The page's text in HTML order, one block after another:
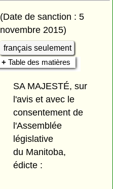
(Date de sanction : 5
novembre 2015)
français seulement
Table des matières
SA MAJESTÉ, sur
l'avis et avec le
consentement de
l'Assemblée
législative
du Manitoba,
édicte :